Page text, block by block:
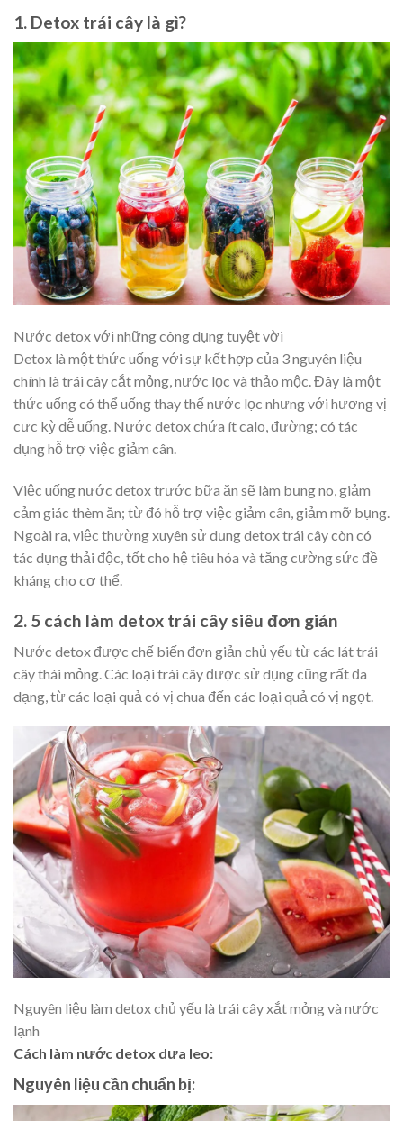
1. Detox trái cây là gì?
Nước detox với những công dụng tuyệt vời
Detox là một thức uống với sự kết hợp của 3 nguyên liệu
chính là trái cây cắt mỏng, nước lọc và thảo mộc. Đây là một
thức uống có thể uống thay thế nước lọc nhưng với hương vị
cực kỳ dễ uống. Nước detox chứa ít calo, đường; có tác
dụng hỗ trợ việc giảm cân.
Việc uống nước detox trước bữa ăn sẽ làm bụng no, giảm
cảm giác thèm ăn; từ đó hỗ trợ việc giảm cân, giảm mỡ bụng.
Ngoài ra, việc thường xuyên sử dụng detox trái cây còn có
tác dụng thải độc, tốt cho hệ tiêu hóa và tăng cường sức đề
kháng cho cơ thể.
2. 5 cách làm detox trái cây siêu đơn giản
Nước detox được chế biến đơn giản chủ yếu từ các lát trái
cây thái mỏng. Các loại trái cây được sử dụng cũng rất đa
dạng, từ các loại quả có vị chua đến các loại quả có vị ngọt.
Nguyên liệu làm detox chủ yếu là trái cây xắt mỏng và nước
lạnh
Cách làm nước detox dưa leo:
Nguyên liệu cần chuẩn bị: